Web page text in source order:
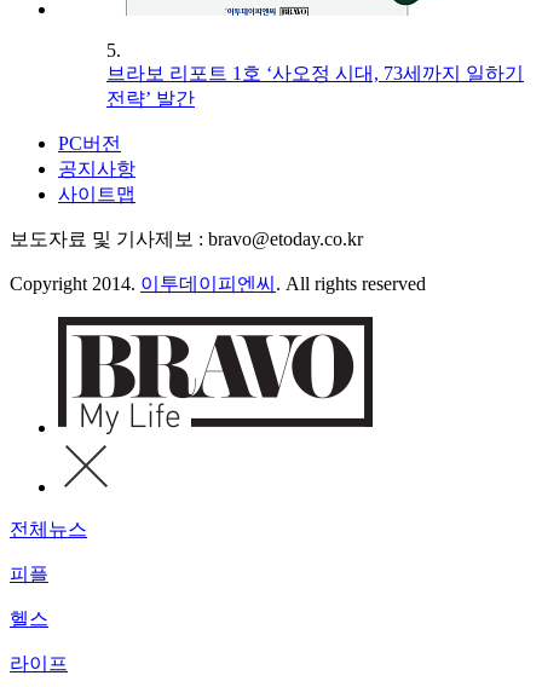
5.
브라보 리포트 1호 ‘사오정 시대, 73세까지 일하기
전략’ 발간
PC버전
공지사항
사이트맵
보도자료 및 기사제보 : bravo@etoday.co.kr
Copyright 2014. 이투데이피엔씨 . All rights reserved
전체뉴스
피플
헬스
라이프